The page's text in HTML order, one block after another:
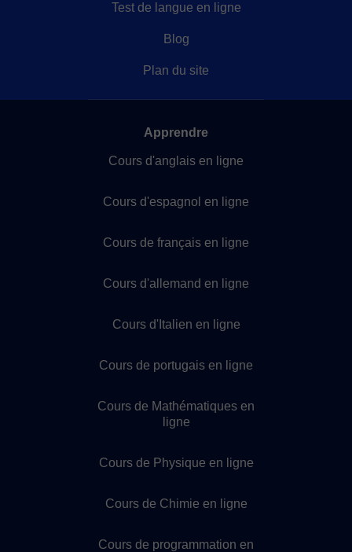
Test de langue en ligne
Blog
Plan du site
Apprendre
Cours d'anglais en ligne
Cours d'espagnol en ligne
Cours de français en ligne
Cours d'allemand en ligne
Cours d'Italien en ligne
Cours de portugais en ligne
Cours de Mathématiques en
ligne
Cours de Physique en ligne
Cours de Chimie en ligne
Cours de programmation en